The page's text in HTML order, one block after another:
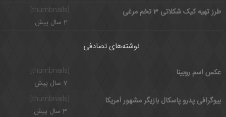
طرز تهیه کیک شکلاتی 3 تخم مرغی
2 سال پیش
نوشته‌های تصادفی
[thumbnails] عکس اسم روبینا
7 سال پیش
بیوگرافی پدرو پاسکال بازیگر مشهور آمریکا
3 سال پیش